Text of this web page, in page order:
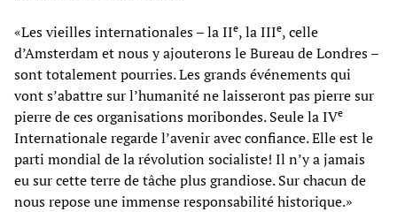
«Les vieilles internationales – la IIe, la IIIe, celle
d’Amsterdam et nous y ajouterons le Bureau de Londres –
sont totalement pourries. Les grands événements qui
vont s’abattre sur l’humanité ne laisseront pas pierre sur
pierre de ces organisations moribondes. Seule la IVe
Internationale regarde l’avenir avec confiance. Elle est le
parti mondial de la révolution socialiste! Il n’y a jamais
eu sur cette terre de tâche plus grandiose. Sur chacun de
nous repose une immense responsabilité historique.»